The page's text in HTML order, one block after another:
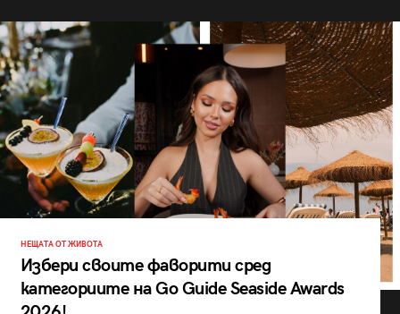
НЕЩАТА ОТ ЖИВОТА
Избери своите фаворити сред
категориите на Go Guide Seaside Awards